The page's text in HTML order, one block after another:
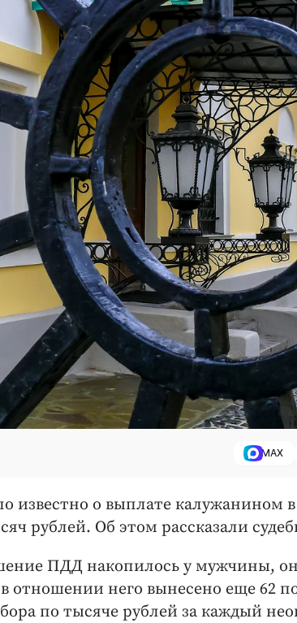
MAX
известно о выплате калужанином в
рублей. Об этом рассказали
ПДД накопилось у мужчины,
отношении него вынесено еще 62
по тысяче рублей за каждый